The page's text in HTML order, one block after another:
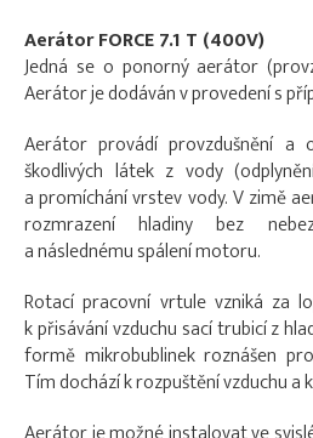
Aerátor FORCE 7.1 T (400V)
Jedná se o ponorný aerátor
Aerátor je dodáván v provedení s
Aerátor provádí provzdušnění a
škodlivých látek z vody
a promíchání vrstev vody. V zimě
rozmrazení hladiny bez
a následnému spálení motoru.
Rotací pracovní vrtule vzniká za
k přisávání vzduchu sací trubicí z
formě mikrobublinek roznášen
Tím dochází k rozpuštění vzduchu a